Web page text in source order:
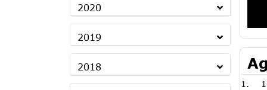
2020
2019
2018
1